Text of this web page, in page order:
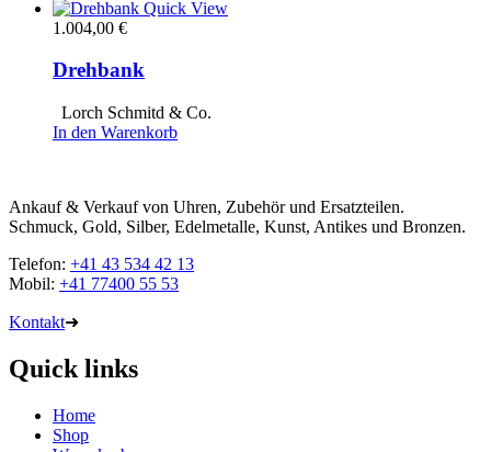
Quick View
1.004,00 €
Drehbank
Lorch Schmitd & Co.
In den Warenkorb
Ankauf & Verkauf von Uhren, Zubehör und Ersatzteilen.
Schmuck, Gold, Silber, Edelmetalle, Kunst, Antikes und Bronzen.
Telefon: +41 43 534 42 13
Mobil: +41 77400 55 53
Kontakt➜
Quick links
Home
Shop